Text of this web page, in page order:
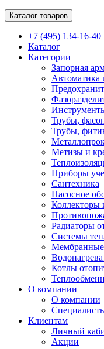
Каталог товаров
+7 (495) 134-16-40
Каталог
Категории
Запорная
Автоматика
Трубы,
Трубы,
Метизы и
Приборы
Сантехника
Насосное
Коллекторы
Радиаторы
Системы
Мембранные
Котлы
О компании
О компании
Клиентам
Личный
Акции